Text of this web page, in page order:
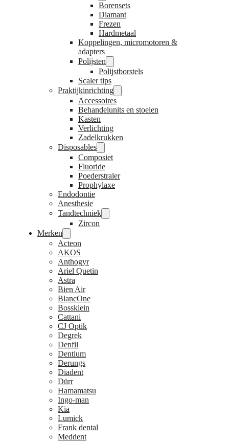
Borensets
Diamant
Frezen
Hardmetaal
Koppelingen, micromotoren &
adapters
Polijsten
Polijstborstels
Scaler tips
Praktijkinrichting
Accessoires
Behandelunits en stoelen
Kasten
Verlichting
Zadelkrukken
Disposables
Composiet
Fluoride
Poederstraler
Prophylaxe
Endodontie
Anesthesie
Tandtechniek
Zircon
Merken
Acteon
AKOS
Anthogyr
Ariel Quetin
Astra
Bien Air
BlancOne
Bossklein
Cattani
CJ Optik
Degrek
Denfil
Dentium
Derungs
Diadent
Dürr
Hamamatsu
Ingo-man
Kia
Lumick
Frank dental
Meddent